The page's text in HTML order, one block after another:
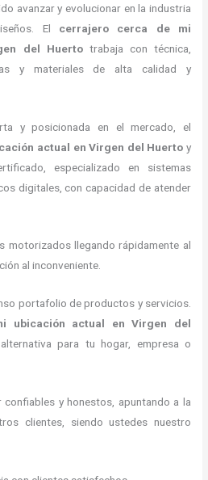
avanzar y evolucionar en la industria
El cerrajero cerca de mi
del Huertotrabaja con técnica,
y materiales de alta calidad y
y posicionada en el mercado, el
actual en Virgen del Huerto y
especializado en sistemas
digitales, con capacidad de atender
motorizados llegando rápidamente al
al inconveniente.
portafolio de productos y servicios.
ubicación actual en Virgen del
para tu hogar, empresa o
y honestos, apuntando a la
clientes, siendo ustedes nuestro